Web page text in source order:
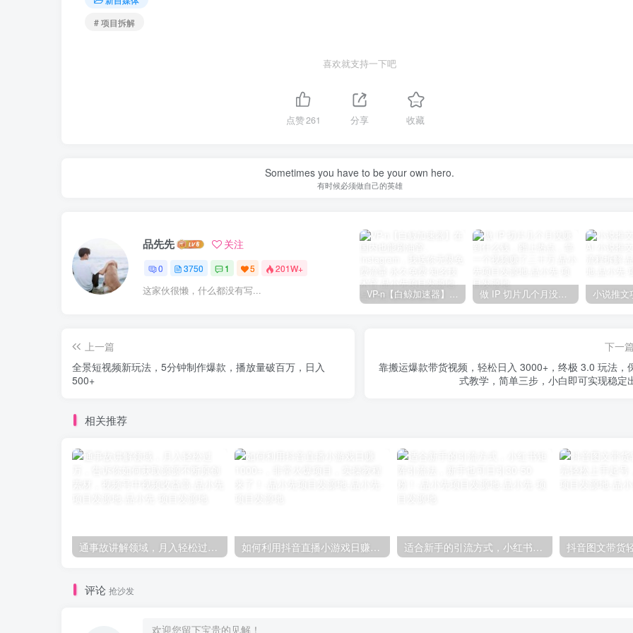
# 项目拆解
喜欢就支持一下吧
点赞261 分享 收藏
Sometimes you have to be your own hero.
有时候必须做自己的英雄
品先先 关注
0 3750 1 5 201W+
这家伙很懒，什么都没有写... VP-n【白鲸加速器】在国内也能刷油管、Instagram，我送你无限免费流量 永久免费-知名技术官-品小先项目发源地 做 IP 切片几个月没赚到什么钱，蹭上热点，靠一个视频赚了二十万-品小先项目发源地
上一篇
全景短视频新玩法，5分钟制作爆款，播放量破百万，日入
500+
下一篇
靠搬运爆款带货视频，轻松日入 3000+，终极 3.0 玩法，
式教学，简单三步，小白即可实现稳定
相关推荐
适合新手的引流方式，小红书矩阵引流法，新手也可日引30-50粉！-品小先项目发源地
评论 抢沙发